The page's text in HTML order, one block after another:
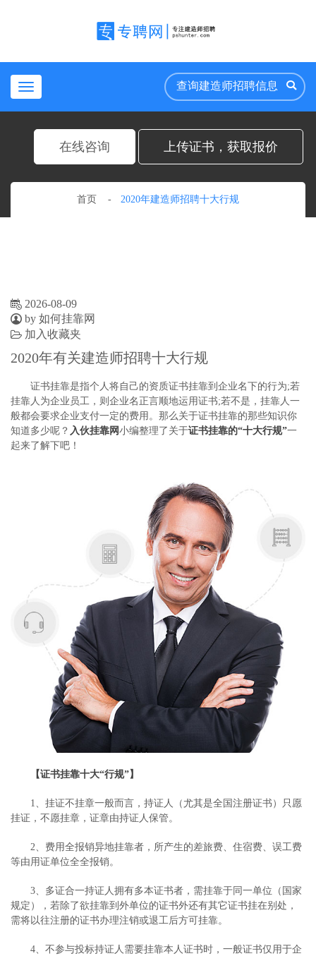
Toggle
navigation
在线咨询 上传证书，获取报价
首页 2020年建造师招聘十大行规
2026-08-09
by 如何挂靠网
加入收藏夹
2020年有关建造师招聘十大行规
证书挂靠是指个人将自己的资质证书挂靠到企业名下的行为;若
挂靠人为企业员工，则企业名正言顺地运用证书;若不是，挂靠人一
般都会要求企业支付一定的费用。那么关于证书挂靠的那些知识你
知道多少呢？ 入伙挂靠网小编整理了关于证书挂靠的“十大行规”一
起来了解下吧！
【证书挂靠十大“行规”】
1、挂证不挂章一般而言，持证人（尤其是全国注册证书）只愿
挂证，不愿挂章，证章由持证人保管。
2、费用全报销异地挂靠者，所产生的差旅费、住宿费、误工费
等由用证单位全全报销。
3、多证合一持证人拥有多本证书者，需挂靠于同一单位（国家
规定），若除了欲挂靠到外单位的证书外还有其它证书挂在别处，
需将以往注册的证书办理注销或退工后方可挂靠。
4、不参与投标持证人需要挂靠本人证书时，一般证书仅用于企